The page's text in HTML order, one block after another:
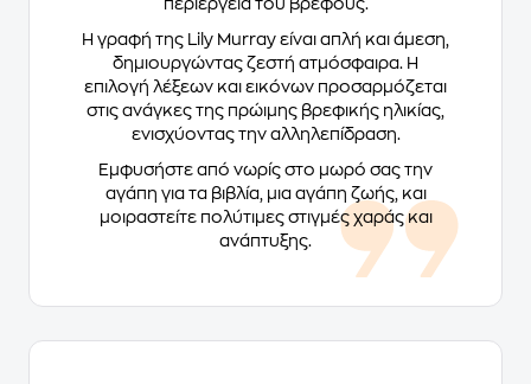
περιέργεια του βρέφους.
Η γραφή της Lily Murray είναι απλή και άμεση,
δημιουργώντας ζεστή ατμόσφαιρα. Η
επιλογή λέξεων και εικόνων προσαρμόζεται
στις ανάγκες της πρώιμης βρεφικής ηλικίας,
ενισχύοντας την αλληλεπίδραση.
Εμφυσήστε από νωρίς στο μωρό σας την
αγάπη για τα βιβλία, μια αγάπη ζωής, και
μοιραστείτε πολύτιμες στιγμές χαράς και
ανάπτυξης.